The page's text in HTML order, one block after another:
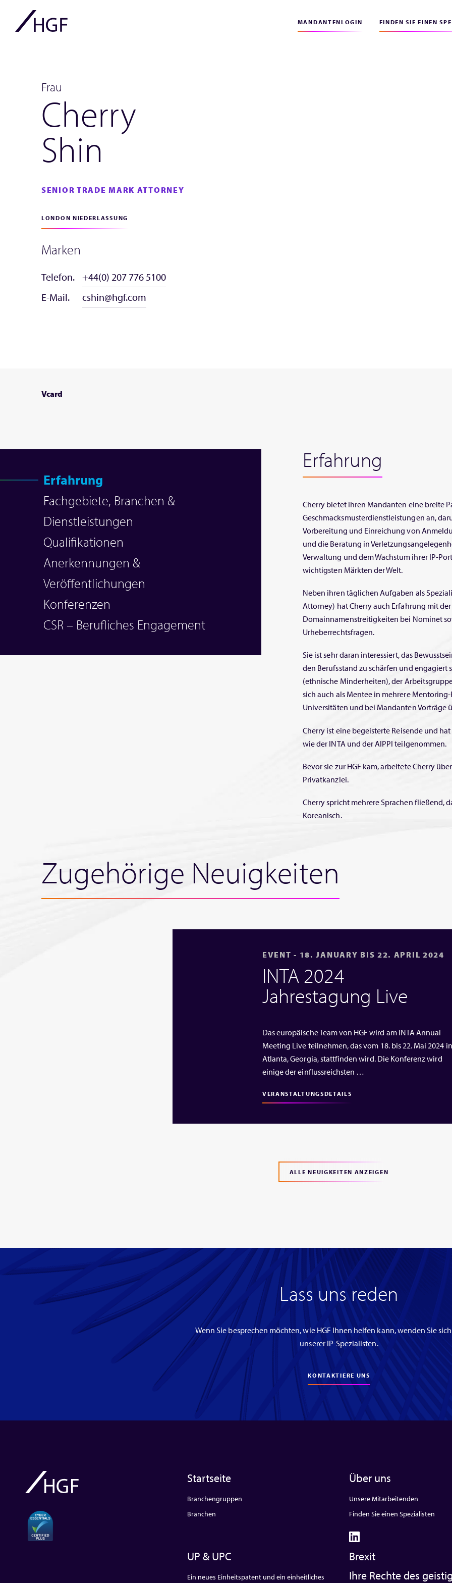
MANDANTENLOGIN FINDEN SIE EINEN
Frau
Cherry
Shin
SENIOR TRADE MARK ATTORNEY
LONDON NIEDERLASSUNG
Marken
Telefon. +44(0) 207 776 5100
E-Mail.
cshin@hgf.com
Vcard
Erfahrung
Fachgebiete, Branchen &
Dienstleistungen
Qualifikationen
Anerkennungen &
Veröffentlichungen
Konferenzen
CSR – Berufliches Engagement
Erfahrung
Cherry bietet ihren Mandanten eine breite
Geschmacksmusterdienstleistungen an,
Vorbereitung und Einreichung von
und die Beratung in
Verwaltung und dem Wachstum ihrer IP-
wichtigsten Märkten der Welt.
Neben ihren täglichen Aufgaben als
Attorney) hat Cherry auch Erfahrung mit
Domainnamenstreitigkeiten bei Nominet
Urheberrechtsfragen.
Sie ist sehr daran interessiert, das
den Berufsstand zu schärfen und engagiert
(ethnische Minderheiten), der
sich auch als Mentee in mehrere
Universitäten und bei Mandanten Vorträge
Cherry ist eine begeisterte Reisende und
wie der INTA und der AIPPI teilgenommen.
Bevor sie zur HGF kam, arbeitete Cherry
Privatkanzlei.
Cherry spricht mehrere Sprachen fließend,
Koreanisch.
Zugehörige Neuigkeiten
EVENT - 18. JANUARY BIS 22. APRIL 2024
INTA 2024
Jahrestagung Live
Das europäische Team von HGF wird am INTA Annual
Meeting Live teilnehmen, das vom 18. bis 22. Mai 2024 in
Atlanta, Georgia, stattfinden wird. Die Konferenz wird
einige der einflussreichsten …
VERANSTALTUNGSDETAILS
ALLE NEUIGKEITEN ANZEIGEN
Lass uns reden
Wenn Sie besprechen möchten, wie HGF Ihnen helfen kann, wenden Sie
unserer IP-Spezialisten.
KONTAKTIERE UNS
Startseite
Branchengruppen
Branchen
Über uns
Unsere Mitarbeitenden
Finden Sie einen Spezialisten
UP & UPC
Ein neues Einheitspatent und ein einheitliches
Brexit
Ihre Rechte des